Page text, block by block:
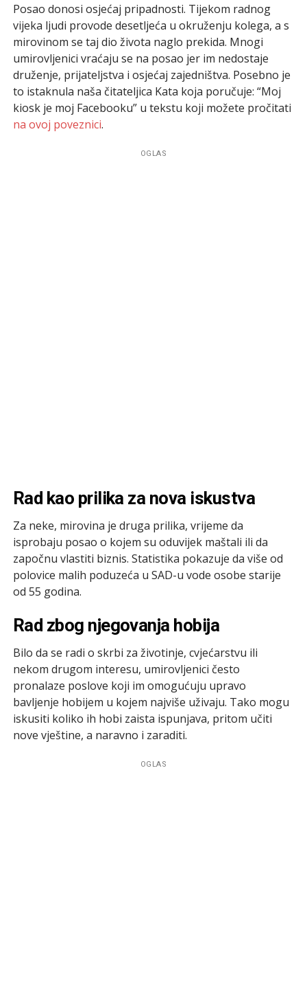
Posao donosi osjećaj pripadnosti. Tijekom radnog
vijeka ljudi provode desetljeća u okruženju kolega, a s
mirovinom se taj dio života naglo prekida. Mnogi
umirovljenici vraćaju se na posao jer im nedostaje
druženje, prijateljstva i osjećaj zajedništva. Posebno je
to istaknula naša čitateljica Kata koja poručuje: “Moj
kiosk je moj Facebooku” u tekstu koji možete pročitati
na ovoj poveznici.
OGLAS
Rad kao prilika za nova iskustva
Za neke, mirovina je druga prilika, vrijeme da
isprobaju posao o kojem su oduvijek maštali ili da
započnu vlastiti biznis. Statistika pokazuje da više od
polovice malih poduzeća u SAD-u vode osobe starije
od 55 godina.
Rad zbog njegovanja hobija
Bilo da se radi o skrbi za životinje, cvjećarstvu ili
nekom drugom interesu, umirovljenici često
pronalaze poslove koji im omogućuju upravo
bavljenje hobijem u kojem najviše uživaju. Tako mogu
iskusiti koliko ih hobi zaista ispunjava, pritom učiti
nove vještine, a naravno i zaraditi.
OGLAS